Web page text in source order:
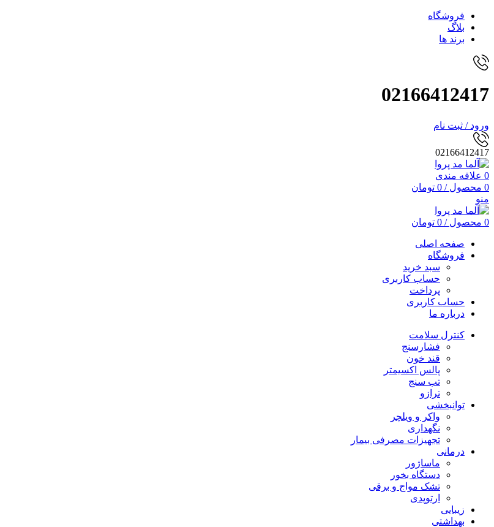
فروشگاه
بلاگ
برند ها
02166412417
ورود / ثبت نام
02166412417
0 علاقه مندی
0 محصول /
0 تومان
منو
0 محصول /
0 تومان
صفحه اصلی
فروشگاه
سبد خرید
حساب کاربری
پرداخت
حساب کاربری
درباره ما
کنترل سلامت
فشارسنج
قند خون
پالس اکسیمتر
تب سنج
ترازو
توانبخشی
واکر و ویلچر
نگهداری
تجهیزات مصرفی بیمار
درمانی
ماساژور
دستگاه بخور
تشک مواج و برقی
ارتوپدی
زیبایی
بهداشتی